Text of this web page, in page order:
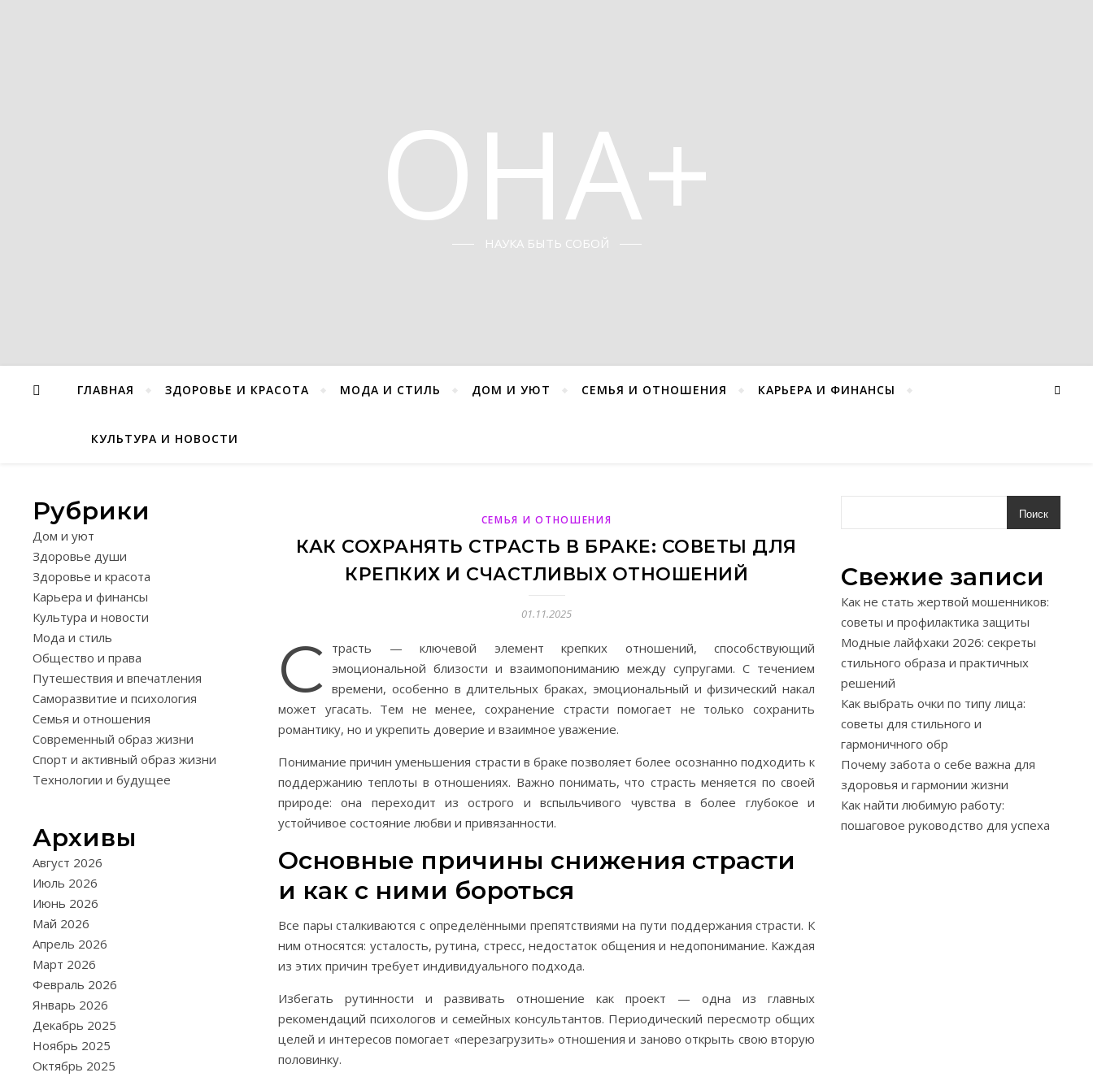
ОНА+
НАУКА БЫТЬ СОБОЙ
ГЛАВНАЯ ЗДОРОВЬЕ И КРАСОТА МОДА И СТИЛЬ ДОМ И УЮТ СЕМЬЯ И ОТНОШЕНИЯ КАРЬЕРА И ФИНАНСЫ
КУЛЬТУРА И НОВОСТИ
Рубрики
Дом и уют
Здоровье души
Здоровье и красота
Карьера и финансы
Культура и новости
Мода и стиль
Общество и права
Путешествия и впечатления
Саморазвитие и психология
Семья и отношения
Современный образ жизни
Спорт и активный образ жизни
Технологии и будущее
Архивы
Август 2026
Июль 2026
Июнь 2026
Май 2026
Апрель 2026
Март 2026
Февраль 2026
Январь 2026
Декабрь 2025
Ноябрь 2025
Октябрь 2025
СЕМЬЯ И ОТНОШЕНИЯ
КАК СОХРАНЯТЬ СТРАСТЬ В БРАКЕ: СОВЕТЫ ДЛЯ
КРЕПКИХ И СЧАСТЛИВЫХ ОТНОШЕНИЙ
01.11.2025
С
трасть — ключевой элемент крепких отношений, способствующий
эмоциональной близости и взаимопониманию между супругами. С течением
времени, особенно в длительных браках, эмоциональный и физический накал
может угасать. Тем не менее, сохранение страсти помогает не только сохранить
романтику, но и укрепить доверие и взаимное уважение.
Понимание причин уменьшения страсти в браке позволяет более осознанно подходить к
поддержанию теплоты в отношениях. Важно понимать, что страсть меняется по своей
природе: она переходит из острого и вспыльчивого чувства в более глубокое и
устойчивое состояние любви и привязанности.
Основные причины снижения страсти
и как с ними бороться
Все пары сталкиваются с определёнными препятствиями на пути поддержания страсти. К
ним относятся: усталость, рутина, стресс, недостаток общения и недопонимание. Каждая
из этих причин требует индивидуального подхода.
Избегать рутинности и развивать отношение как проект — одна из главных
рекомендаций психологов и семейных консультантов. Периодический пересмотр общих
целей и интересов помогает «перезагрузить» отношения и заново открыть свою вторую
половинку.
Поиск
Свежие записи
Как не стать жертвой мошенников:
советы и профилактика защиты
Модные лайфхаки 2026: секреты
стильного образа и практичных
решений
Как выбрать очки по типу лица:
советы для стильного и
гармоничного обр
Почему забота о себе важна для
здоровья и гармонии жизни
Как найти любимую работу:
пошаговое руководство для успеха